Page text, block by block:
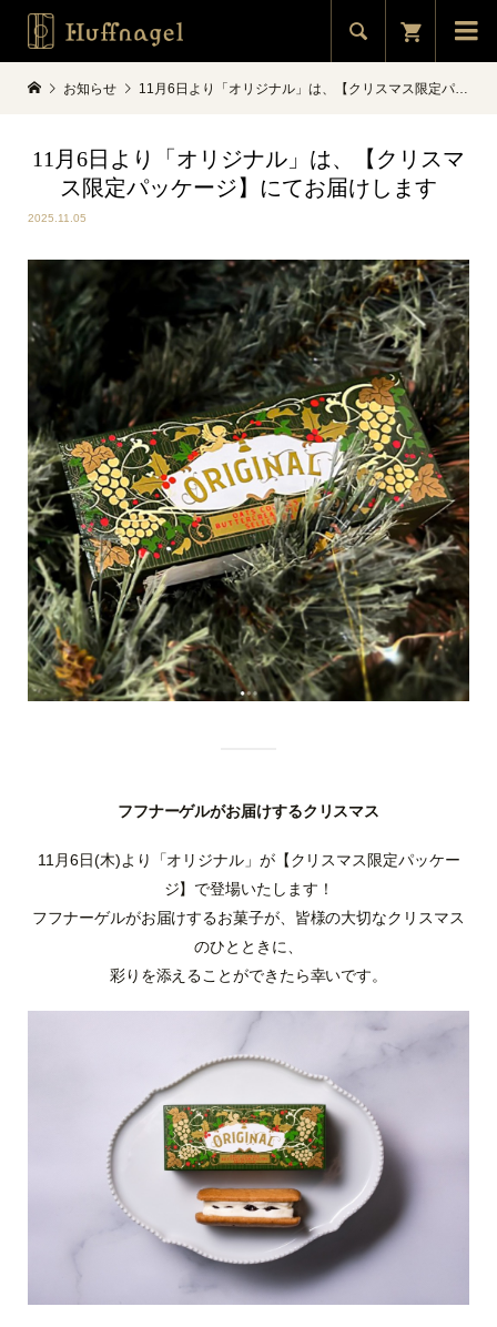
 
お知らせ 11月6日より「オリジナル」は、【クリスマス限定パッケージ】にてお届けします
11月6日より「オリジナル」は、【クリスマ
ス限定パッケージ】にてお届けします
2025.11.05
フフナーゲルがお届けするクリスマス
11月6日(木)より「オリジナル」が【クリスマス限定パッケー
ジ】で登場いたします！
フフナーゲルがお届けするお菓子が、皆様の大切なクリスマス
のひとときに、
彩りを添えることができたら幸いです。